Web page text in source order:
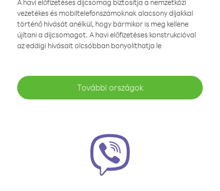
A havi előfizetéses díjcsomag biztosítja a nemzetközi
vezetékes és mobiltelefonszámoknak alacsony díjakkal
történő hívását anélkül, hogy bármikor is meg kellene
újítani a díjcsomagot. A havi előfizetéses konstrukcióval
az eddigi hívásait olcsóbban bonyolíthatja le
További országok